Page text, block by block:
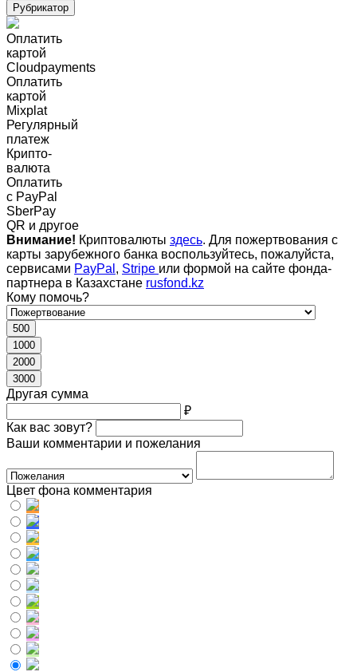
Рубрикатор
Оплатить
картой
Cloudpayments
Оплатить
картой
Mixplat
Регулярный
платеж
Крипто-
валюта
Оплатить
c PayPal
SberPay
QR и другое
Внимание! Криптовалюты здесь. Для пожертвования с
карты зарубежного банка воспользуйтесь, пожалуйста,
сервисами PayPal , Stripe или формой на сайте фонда-
партнера в Казахстане rusfond.kz
Кому помочь?
500
1000
2000
3000
Другая сумма
₽
Как вас зовут?
Ваши комментарии и пожелания
Цвет фона комментария